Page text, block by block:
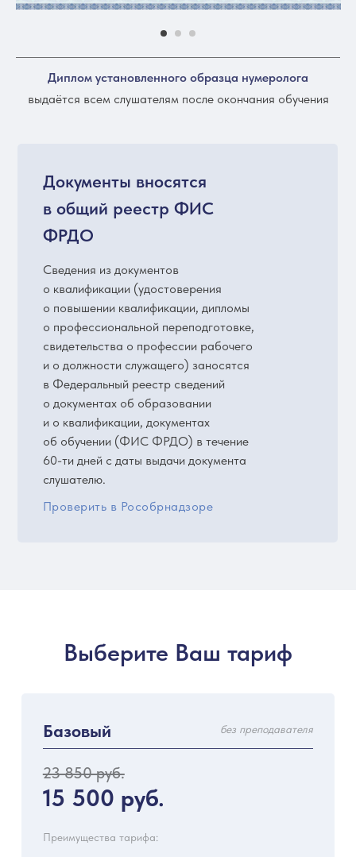
Диплом установленного образца нумеролога
выдаётся всем слушателям после окончания обучения
Сведения из документов
о квалификации (удостоверения
о повышении квалификации, дипломы
о профессиональной переподготовке,
свидетельства о профессии рабочего
и о должности служащего) заносятся
в Федеральный реестр сведений
о документах об образовании
и о квалификации, документах
об обучении (ФИС ФРДО) в течение
60-ти дней с даты выдачи документа
слушателю.
Документы вносятся
в общий реестр ФИС
ФРДО
Проверить в Рособрнадзоре
Выберите Ваш тариф
Преимущества тарифа:
без преподавателя
Базовый
15 500 руб.
23 850 руб.